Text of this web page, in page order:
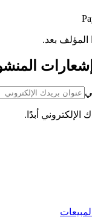
المؤلف بعد.
أبدًا.